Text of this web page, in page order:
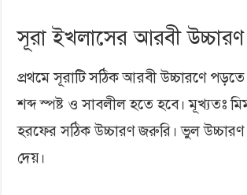
সূরা ইখলাসের আরবী উচ্চারণ
প্রথমে সূরাটি সঠিক আরবী উচ্চারণে পড়তে
শব্দ স্পষ্ট ও সাবলীল হতে হবে। মূখ্যতঃ
হরফের সঠিক উচ্চারণ জরুরি। ভুল
দেয়।